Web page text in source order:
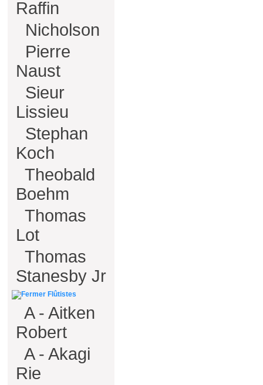
Raffin
Nicholson
Pierre
Naust
Sieur
Lissieu
Stephan
Koch
Theobald
Boehm
Thomas
Lot
Thomas
Stanesby Jr
Flûtistes
A - Aitken
Robert
A - Akagi
Rie